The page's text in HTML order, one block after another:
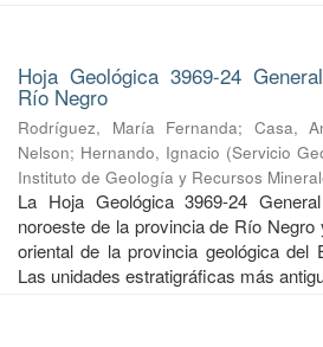
Hoja Geológica 3969-24
Río Negro
Rodríguez, María Fernanda; Casa,
Nelson; Hernando, Ignacio (Servicio
Instituto de Geología y Recursos
La Hoja Geológica 3969-24
noroeste de la provincia de Río
oriental de la provincia geológica del
Las unidades estratigráficas más